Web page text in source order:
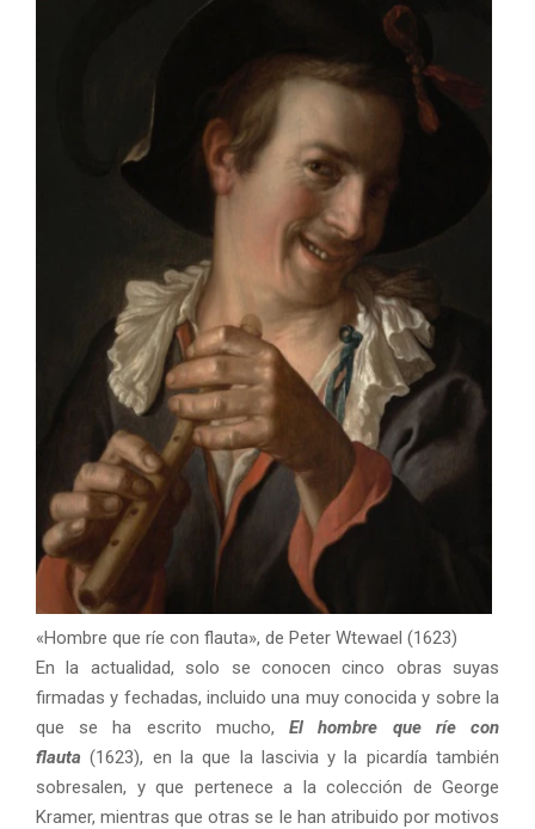
«Hombre que ríe con flauta», de Peter Wtewael (1623)
En la actualidad, solo se conocen cinco obras suyas
firmadas y fechadas, incluido una muy conocida y sobre la
que se ha escrito mucho,El hombre que ríe con
flauta(1623), en la que la lascivia y la picardía también
sobresalen, y que pertenece a la colección de George
Kramer, mientras que otras se le han atribuido por motivos